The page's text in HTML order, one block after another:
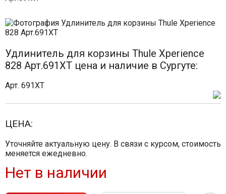
Удлинитель для корзины Thule Xperience
828 Арт.691XT цена и наличие в Сургуте:
Арт. 691XT
ЦЕНА:
Уточняйте актуальную цену. В связи с курсом, стоимость
меняется ежедневно.
Нет в наличии